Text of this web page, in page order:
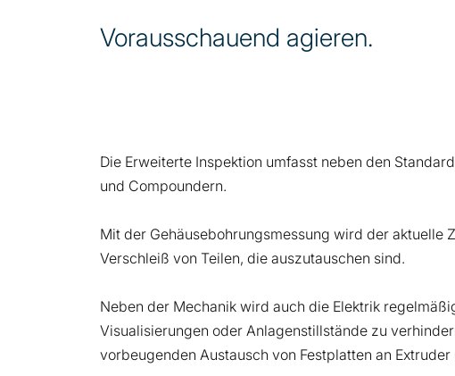
Vorausschauend agieren.
Die Erweiterte Inspektion umfasst neben den
und Compoundern.
Mit der Gehäusebohrungsmessung wird der aktuelle
Verschleiß von Teilen, die auszutauschen sind.
Neben der Mechanik wird auch die Elektrik
Visualisierungen oder Anlagenstillstände zu
vorbeugenden Austausch von Festplatten an